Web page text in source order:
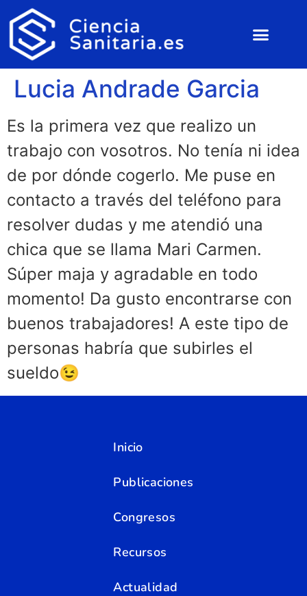
Lucia Andrade Garcia
Es la primera vez que realizo un
trabajo con vosotros. No tenía ni idea
de por dónde cogerlo. Me puse en
contacto a través del teléfono para
resolver dudas y me atendió una
chica que se llama Mari Carmen.
Súper maja y agradable en todo
momento! Da gusto encontrarse con
buenos trabajadores! A este tipo de
personas habría que subirles el
sueldo😉
Inicio
Publicaciones
Congresos
Recursos
Actualidad